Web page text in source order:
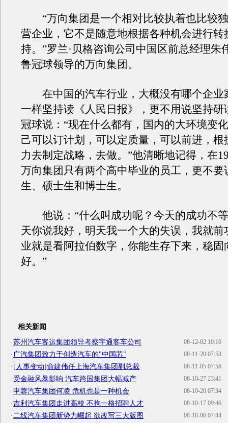
“万向集团是一个相对比较执着也比较
营企业，它不是随意地根据各种机会进行转
持。”罗兰·贝格咨询公司中国区前总经理朱
鲁冠球领导的万向集团。
在中国的汽车行业，大概没有哪个企业
一样坚持读《人民日报》，更不用说坚持研
冠球说：“现在什么都有，国内的大环境变
己可以订计划，可以定质量，可以前进，根
力去制定战略，去做。”他清晰地记得，在
万向集团只有两个高中毕业的员工，更不要
生、硕士生和博士生。
他说：“什么叫成功呢？今天的成功不
天你说我好，明天我一个大的失误，我就前
业就是看阿拉伯数字，你能生存下来，稳固
好。”
相关新闻
08-12-02 10:16
·苏州汽车客运集团领导考察宇通客车公司
08-11-20 07:53
· 广汽集团致力于创造汽车的"中国芯"
08-11-05 07:58
·[人事变动]俞建伟任上海汽车集团副总裁
08-10-27 23:41
·受金融风暴影响 汽车跨国集团大幅减产
08-10-20 07:34
·申蓉汽车集团何凌 危机也是一种机会
08-10-17 09:46
·吉利汽车集团走进高校 不拘一格招聘人才
08-10-06 07:44
· 二线汽车集团新势力崛起 欲改写三大版图